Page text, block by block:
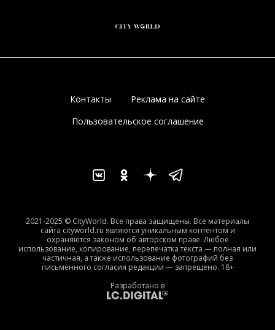
Контакты
Реклама на сайте
Пользовательское соглашение
2021-2025 © CityWorld. Все права защищены. Все материалы
сайта cityworld.ru являются уникальным контентом и
охраняются законом об авторском праве. Любое
использование, копирование, перепечатка текста — полная или
частичная, а также использование фотографий без
письменного согласия редакции — запрещено. 18+
Разработано в